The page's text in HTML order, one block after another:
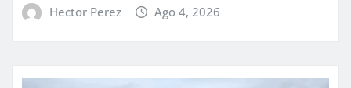
Hector Perez Ago 4, 2026